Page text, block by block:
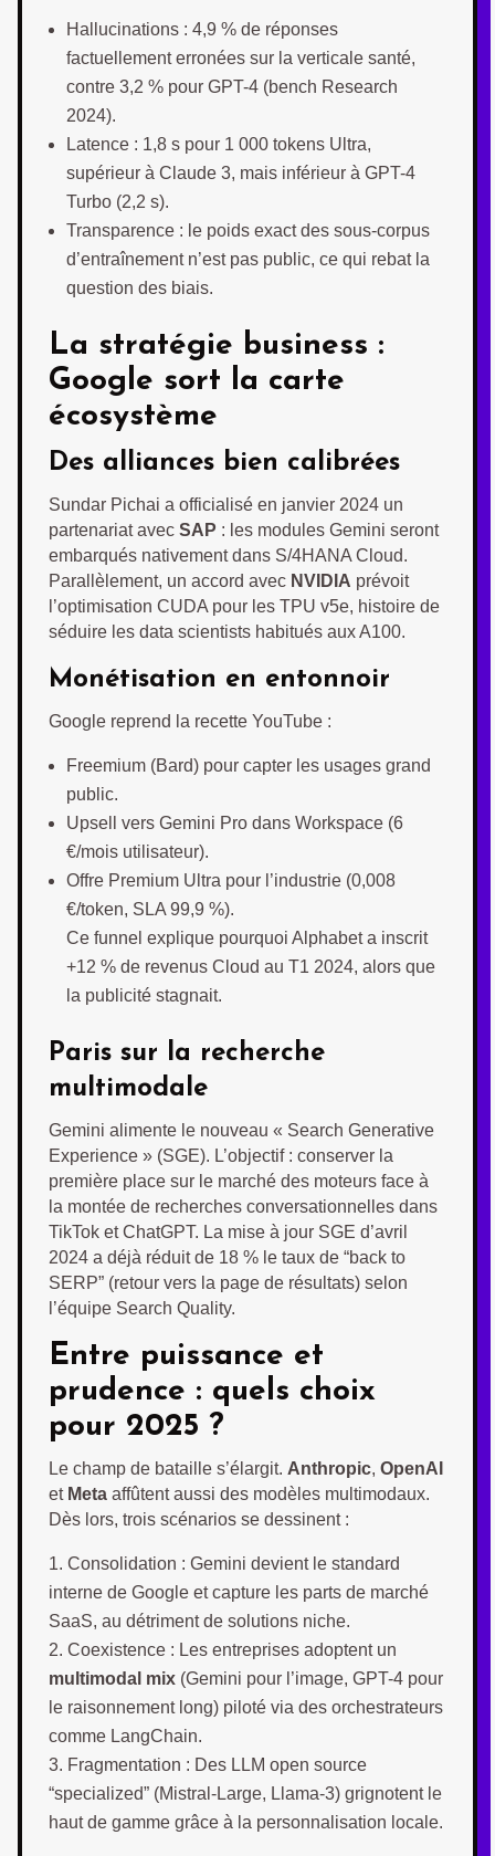
Hallucinations : 4,9 % de réponses
factuellement erronées sur la verticale santé,
contre 3,2 % pour GPT-4 (bench Research
2024).
Latence : 1,8 s pour 1 000 tokens Ultra,
supérieur à Claude 3, mais inférieur à GPT-4
Turbo (2,2 s).
Transparence : le poids exact des sous‐corpus
d’entraînement n’est pas public, ce qui rebat la
question des biais.
La stratégie business :
Google sort la carte
écosystème
Des alliances bien calibrées
Sundar Pichai a officialisé en janvier 2024 un
partenariat avec SAP : les modules Gemini seront
embarqués nativement dans S/4HANA Cloud.
Parallèlement, un accord avec NVIDIA prévoit
l’optimisation CUDA pour les TPU v5e, histoire de
séduire les data scientists habitués aux A100.
Monétisation en entonnoir
Google reprend la recette YouTube :
Freemium (Bard) pour capter les usages grand
public.
Upsell vers Gemini Pro dans Workspace (6
€/mois utilisateur).
Offre Premium Ultra pour l’industrie (0,008
€/token, SLA 99,9 %).
Ce funnel explique pourquoi Alphabet a inscrit
+12 % de revenus Cloud au T1 2024, alors que
la publicité stagnait.
Paris sur la recherche
multimodale
Gemini alimente le nouveau « Search Generative
Experience » (SGE). L’objectif : conserver la
première place sur le marché des moteurs face à
la montée de recherches conversationnelles dans
TikTok et ChatGPT. La mise à jour SGE d’avril
2024 a déjà réduit de 18 % le taux de “back to
SERP” (retour vers la page de résultats) selon
l’équipe Search Quality.
Entre puissance et
prudence : quels choix
pour 2025 ?
Le champ de bataille s’élargit. Anthropic, OpenAI
et Meta affûtent aussi des modèles multimodaux.
Dès lors, trois scénarios se dessinent :
Consolidation : Gemini devient le standard
interne de Google et capture les parts de marché
SaaS, au détriment de solutions niche.
Coexistence : Les entreprises adoptent un
multimodal mix (Gemini pour l’image, GPT-4 pour
le raisonnement long) piloté via des orchestrateurs
comme LangChain.
Fragmentation : Des LLM open source
“specialized” (Mistral-Large, Llama-3) grignotent le
haut de gamme grâce à la personnalisation locale.